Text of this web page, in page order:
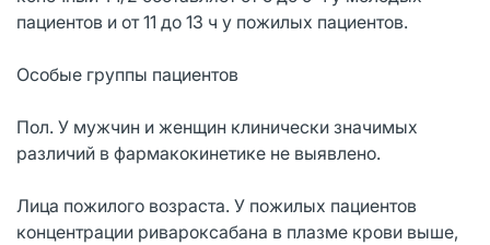
пациентов и от 11 до 13 ч у пожилых пациентов.
Особые группы пациентов
Пол. У мужчин и женщин клинически значимых
различий в фармакокинетике не выявлено.
Лица пожилого возраста. У пожилых пациентов
концентрации ривароксабана в плазме крови выше,